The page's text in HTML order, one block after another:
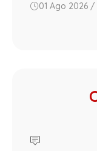
01 Ago 2026 /